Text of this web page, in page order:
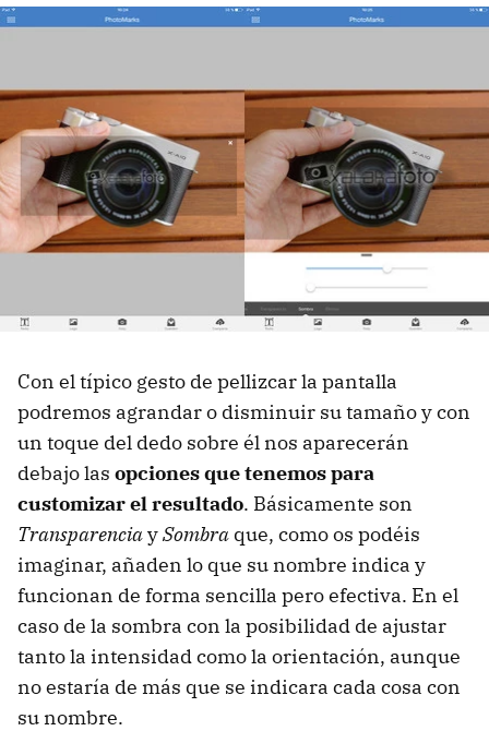
Con el típico gesto de pellizcar la pantalla
podremos agrandar o disminuir su tamaño y con
un toque del dedo sobre él nos aparecerán
debajo las opciones que tenemos para
customizar el resultado. Básicamente son
TransparenciaySombra que, como os podéis
imaginar, añaden lo que su nombre indica y
funcionan de forma sencilla pero efectiva. En el
caso de la sombra con la posibilidad de ajustar
tanto la intensidad como la orientación, aunque
no estaría de más que se indicara cada cosa con
su nombre.